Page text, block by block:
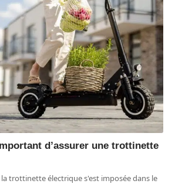
d’assurer une trottinette
la trottinette électrique s'est imposée dans le